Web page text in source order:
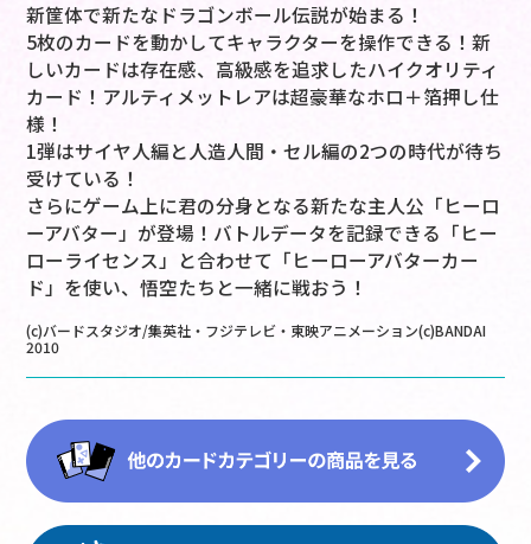
新筐体で新たなドラゴンボール伝説が始まる！
5枚のカードを動かしてキャラクターを操作できる！新
しいカードは存在感、高級感を追求したハイクオリティ
カード！アルティメットレアは超豪華なホロ＋箔押し仕
様！
1弾はサイヤ人編と人造人間・セル編の2つの時代が待ち
受けている！
さらにゲーム上に君の分身となる新たな主人公「ヒーロ
ーアバター」が登場！バトルデータを記録できる「ヒー
ローライセンス」と合わせて「ヒーローアバターカー
ド」を使い、悟空たちと一緒に戦おう！
(c)バードスタジオ/集英社・フジテレビ・東映アニメーション(c)BANDAI
2010